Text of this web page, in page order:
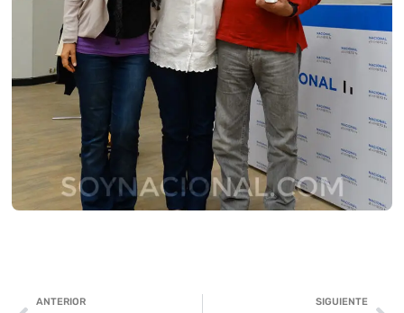
ANTERIOR SIGUIENTE